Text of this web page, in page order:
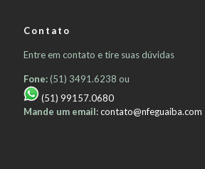
Contato
Entre em contato e tire suas dúvidas
Fone:(51) 3491.6238 ou
(51) 99157.0680
Mande um email:contato@nfeguaiba.com